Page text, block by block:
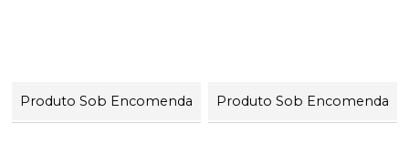
Produto Sob Encomenda Produto Sob Encomenda